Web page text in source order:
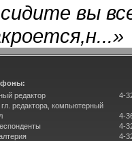
вы
»
редактор
редактора, компьютерный
4-
4-
4-
4-